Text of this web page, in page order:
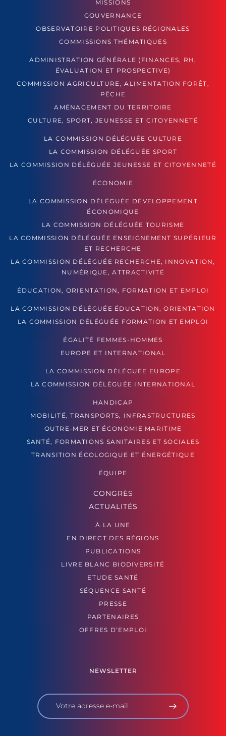
MISSIONS
GOUVERNANCE
OBSERVATOIRE POLITIQUES RÉGIONALES
COMMISSIONS THÉMATIQUES
ADMINISTRATION GÉNÉRALE (FINANCES, RH,
ÉVALUATION ET PROSPECTIVE)
COMMISSION AGRICULTURE, ALIMENTATION FORÊT,
PÊCHE
AMÉNAGEMENT DU TERRITOIRE
CULTURE, SPORT, JEUNESSE ET CITOYENNETÉ
LA COMMISSION DÉLÉGUÉE CULTURE
LA COMMISSION DÉLÉGUÉE SPORT
LA COMMISSION DÉLÉGUÉE JEUNESSE ET CITOYENNETÉ
ÉCONOMIE
LA COMMISSION DÉLÉGUÉE DÉVELOPPEMENT
ÉCONOMIQUE
LA COMMISSION DÉLÉGUÉE TOURISME
LA COMMISSION DÉLÉGUÉE ENSEIGNEMENT SUPÉRIEUR
ET RECHERCHE
LA COMMISSION DÉLÉGUÉE RECHERCHE, INNOVATION,
NUMÉRIQUE, ATTRACTIVITÉ
ÉDUCATION, ORIENTATION, FORMATION ET EMPLOI
LA COMMISSION DÉLÉGUÉE ÉDUCATION, ORIENTATION
LA COMMISSION DÉLÉGUÉE FORMATION ET EMPLOI
ÉGALITÉ FEMMES-HOMMES
EUROPE ET INTERNATIONAL
LA COMMISSION DÉLÉGUÉE EUROPE
LA COMMISSION DÉLÉGUÉE INTERNATIONAL
HANDICAP
MOBILITÉ, TRANSPORTS, INFRASTRUCTURES
OUTRE-MER ET ÉCONOMIE MARITIME
SANTÉ, FORMATIONS SANITAIRES ET SOCIALES
TRANSITION ÉCOLOGIQUE ET ÉNERGÉTIQUE
ÉQUIPE
CONGRÈS
ACTUALITÉS
À LA UNE
EN DIRECT DES RÉGIONS
PUBLICATIONS
LIVRE BLANC BIODIVERSITÉ
ETUDE SANTÉ
SÉQUENCE SANTÉ
PRESSE
PARTENAIRES
OFFRES D’EMPLOI
NEWSLETTER